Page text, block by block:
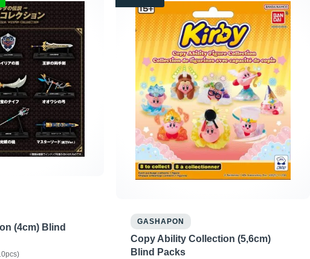
(4cm) Blind
GASHAPON
Copy Ability Collection (5,6cm)
Blind Packs